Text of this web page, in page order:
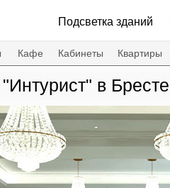
Кафе Кабинеты Квартиры
Подсветка зданий
в Бресте